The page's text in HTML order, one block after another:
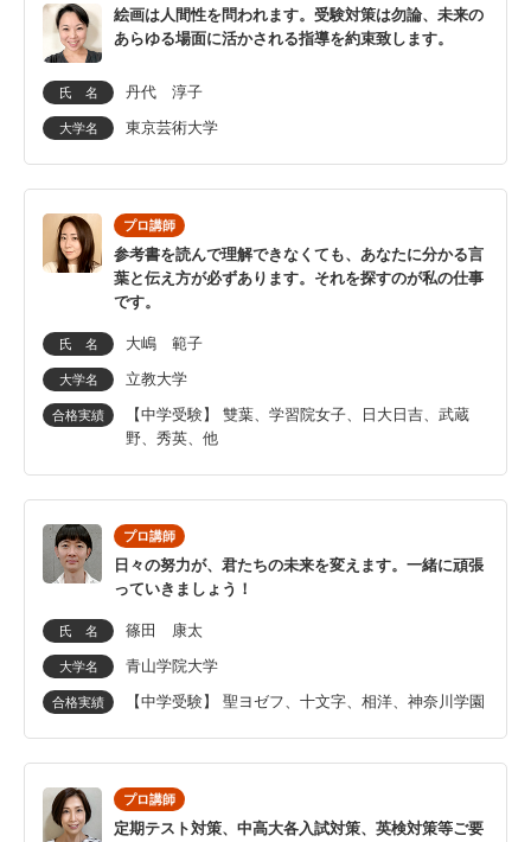
絵画は人間性を問われます。受験対策は勿論、未来の
あらゆる場面に活かされる指導を約束致します。
氏 名 丹代 淳子
大学名 東京芸術大学
プロ講師
参考書を読んで理解できなくても、あなたに分かる言
葉と伝え方が必ずあります。それを探すのが私の仕事
です。
氏 名 大嶋 範子
大学名 立教大学
合格実績
【中学受験】 雙葉、学習院女子、日大日吉、武蔵
野、秀英、他
プロ講師
日々の努力が、君たちの未来を変えます。一緒に頑張
っていきましょう！
氏 名 篠田 康太
大学名 青山学院大学
合格実績 【中学受験】 聖ヨゼフ、十文字、相洋、神奈川学園
プロ講師
定期テスト対策、中高大各入試対策、英検対策等ご要